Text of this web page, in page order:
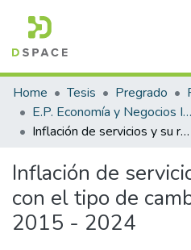
Communities & Collections
All of DSpace
Statistics
Home Tesis Pregrado
E.P. Economía y Negocios Internacionales
Inflación de servicios y su relación con el tipo de cambio en el Perú 2015 - 2024
Inflación de
con el tipo de
2015 - 2024